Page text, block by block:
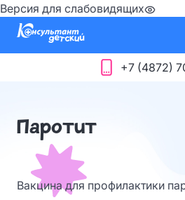
Версия для слабовидящих
+7 (4872)
Паротит
Вакцина для профилактики